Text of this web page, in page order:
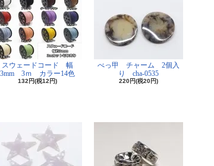
スウェードコード 幅
3mm 3ｍ カラー14色
132円(税12円)
べっ甲 チャーム 2個入
り cha-0535
220円(税20円)